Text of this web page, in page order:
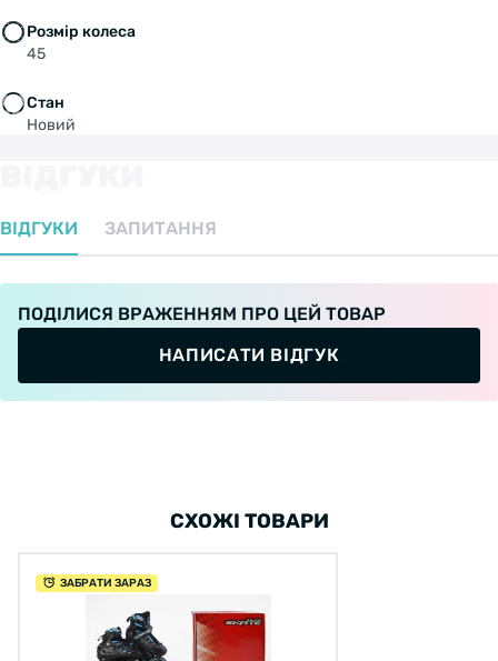
Розмір колеса
45
Стан
Новий
ВІДГУКИ ЗАПИТАННЯ
ПОДІЛИСЯ ВРАЖЕННЯМ ПРО ЦЕЙ ТОВАР
НАПИСАТИ ВІДГУК
СХОЖІ ТОВАРИ
ЗАБРАТИ ЗАРАЗ